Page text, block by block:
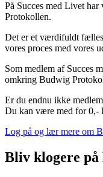
På Succes med Livet
Protokollen.
Det er et værdifuldt
vores proces med vores
Som medlem af Succes
omkring Budwig
Er du endnu ikke
Du kan være med for 0,-
Log på og lær mere om
Bliv klogere